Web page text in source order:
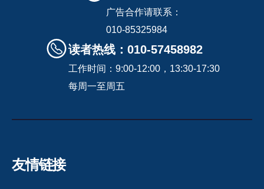
广告合作请联系：
010-85325984
读者热线：010-57458982
工作时间：9:00-12:00，13:30-17:30
每周一至周五
友情链接